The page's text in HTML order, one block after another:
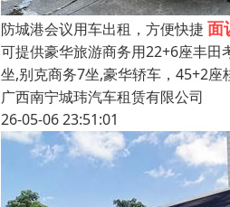
防城港会议用车出租，方便快捷 面
可提供豪华旅游商务用22+6座丰
坐,别克商务7坐,豪华轿车，45+2
广西南宁城玮汽车租赁有限公司
26-05-06 23:51:01